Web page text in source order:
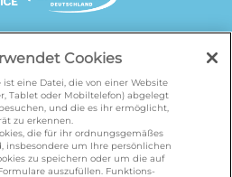
/president.de
frankenland.com/
/minusl.de
Cookies
ist eine Datei, die von einer Website
Tablet oder Mobiltelefon) abgelegt
und die es ihr ermöglicht,
zu erkennen.
die für ihr ordnungsgemäßes
insbesondere um Ihre persönlichen
zu speichern oder um die auf
auszufüllen. Funktions-